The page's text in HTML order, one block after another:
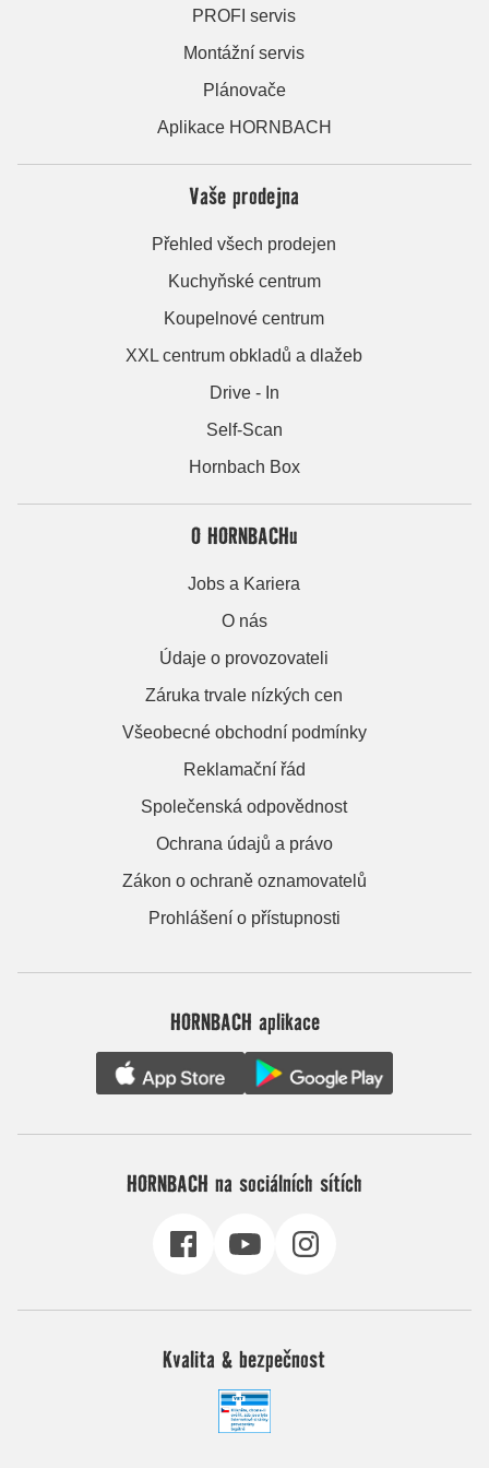
PROFI servis
Montážní servis
Plánovače
Aplikace HORNBACH
Vaše prodejna
Přehled všech prodejen
Kuchyňské centrum
Koupelnové centrum
XXL centrum obkladů a dlažeb
Drive - In
Self-Scan
Hornbach Box
O HORNBACHu
Jobs a Kariera
O nás
Údaje o provozovateli
Záruka trvale nízkých cen
Všeobecné obchodní podmínky
Reklamační řád
Společenská odpovědnost
Ochrana údajů a právo
Zákon o ochraně oznamovatelů
Prohlášení o přístupnosti
HORNBACH aplikace
HORNBACH na sociálních sítích
Kvalita & bezpečnost